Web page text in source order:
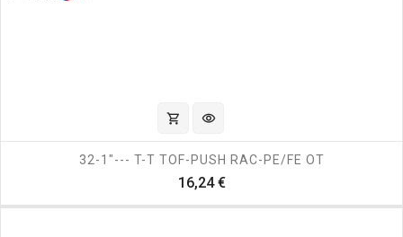
shopping_cart visibility
32-1"--- T-T TOF-PUSH RAC-PE/FE OT
16,24 €Prezzo